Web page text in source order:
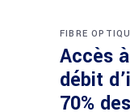
FIBRE
Accès
débit
70%